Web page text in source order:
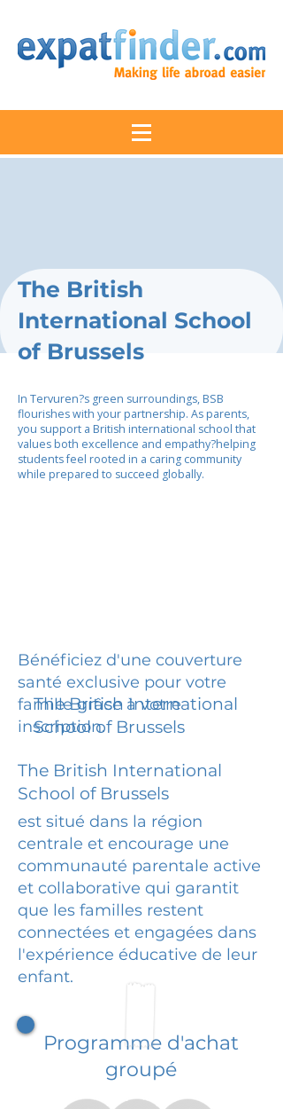
The British
International School
of Brussels
In Tervuren?s green surroundings, BSB
flourishes with your partnership. As parents,
you support a British international school that
values both excellence and empathy?helping
students feel rooted in a caring community
while prepared to succeed globally.
Bénéficiez d'une couverture
santé exclusive pour votre
famille grâce à votre
inscription.
The British International
School of Brussels
The British International
School of Brussels
est situé dans la région
centrale et encourage une
communauté parentale active
et collaborative qui garantit
que les familles restent
connectées et engagées dans
l'expérience éducative de leur
enfant.
Programme d'achat
groupé